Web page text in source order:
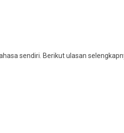
sendiri. Berikut ulasan